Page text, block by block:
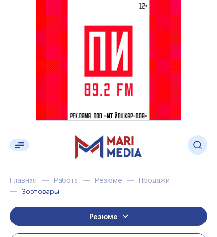
Главная Работа Резюме
Продажи
Зоотовары
Резюме